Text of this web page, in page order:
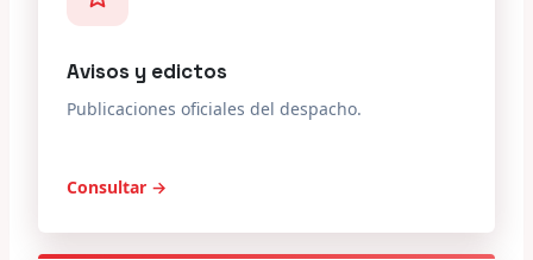
Avisos y edictos
Publicaciones oficiales del despacho.
Consultar →